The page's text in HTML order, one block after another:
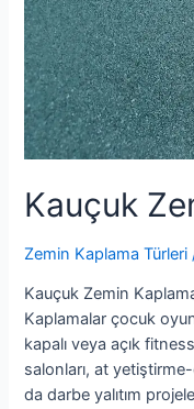
Kauçuk
Zemin Kaplama Türleri
Kauçuk Zemin
Kaplamalar çocuk
kapalı veya açık
salonları, at
da darbe yalıtım